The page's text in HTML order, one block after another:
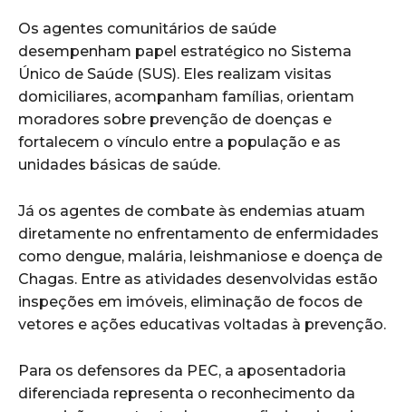
Os agentes comunitários de saúde
desempenham papel estratégico no Sistema
Único de Saúde (SUS). Eles realizam visitas
domiciliares, acompanham famílias, orientam
moradores sobre prevenção de doenças e
fortalecem o vínculo entre a população e as
unidades básicas de saúde.
Já os agentes de combate às endemias atuam
diretamente no enfrentamento de enfermidades
como dengue, malária, leishmaniose e doença de
Chagas. Entre as atividades desenvolvidas estão
inspeções em imóveis, eliminação de focos de
vetores e ações educativas voltadas à prevenção.
Para os defensores da PEC, a aposentadoria
diferenciada representa o reconhecimento da